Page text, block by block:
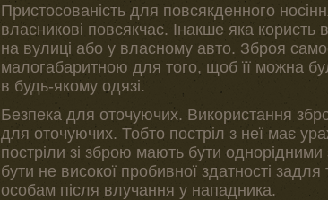
Пристосованість для повсякденного
власникові повсякчас. Інакше яка
на вулиці або у власному авто. Зброя
малогабаритною для того, щоб її можна
в будь-якому одязі.
Безпека для оточуючих. Використання
для оточуючих. Тобто постріл з неї має
постріли зі зброю мають бути
бути не високої пробивної здатності
особам після влучання у нападника.